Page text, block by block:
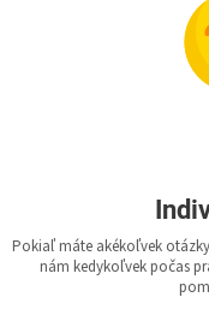
Pokiaľ máte akékoľvek
nám kedykoľvek počas